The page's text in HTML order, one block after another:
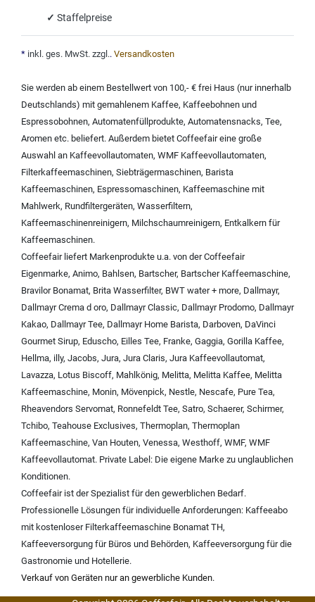
✓ Staffelpreise
* inkl. ges. MwSt. zzgl.. Versandkosten
Sie werden ab einem Bestellwert von 100,- € frei Haus (nur innerhalb
Deutschlands) mit gemahlenem Kaffee, Kaffeebohnen und
Espressobohnen, Automatenfüllprodukte, Automatensnacks, Tee,
Aromen etc. beliefert. Außerdem bietet Coffeefair eine große
Auswahl an Kaffeevollautomaten, WMF Kaffeevollautomaten,
Filterkaffeemaschinen, Siebträgermaschinen, Barista
Kaffeemaschinen, Espressomaschinen, Kaffeemaschine mit
Mahlwerk, Rundfiltergeräten, Wasserfiltern,
Kaffeemaschinenreinigern, Milchschaumreinigern, Entkalkern für
Kaffeemaschinen.
Coffeefair liefert Markenprodukte u.a. von derCoffeefair
Eigenmarke, Animo, Bahlsen, Bartscher, Bartscher Kaffeemaschine,
Bravilor Bonamat, Brita Wasserfilter, BWT water + more, Dallmayr,
Dallmayr Crema d oro, Dallmayr Classic, Dallmayr Prodomo, Dallmayr
Kakao, Dallmayr Tee, Dallmayr Home Barista, Darboven, DaVinci
Gourmet Sirup, Eduscho, Eilles Tee, Franke, Gaggia, Gorilla Kaffee,
Hellma, illy, Jacobs, Jura, Jura Claris, Jura Kaffeevollautomat,
Lavazza, Lotus Biscoff, Mahlkönig, Melitta, Melitta Kaffee, Melitta
Kaffeemaschine, Monin, Mövenpick, Nestle, Nescafe, Pure Tea,
Rheavendors Servomat, Ronnefeldt Tee, Satro, Schaerer, Schirmer,
Tchibo, Teahouse Exclusives, Thermoplan, Thermoplan
Kaffeemaschine, Van Houten, Venessa, Westhoff, WMF, WMF
Kaffeevollautomat. Private Label: Die eigene Marke zu unglaublichen
Konditionen.
Coffeefair ist der Spezialist für den gewerblichen Bedarf.
Professionelle Lösungen für individuelle Anforderungen: Kaffeeabo
mit kostenloser Filterkaffeemaschine Bonamat TH,
Kaffeeversorgung für Büros und Behörden, Kaffeeversorgung für die
Gastronomie und Hotellerie.
Verkauf von Geräten nur an gewerbliche Kunden.